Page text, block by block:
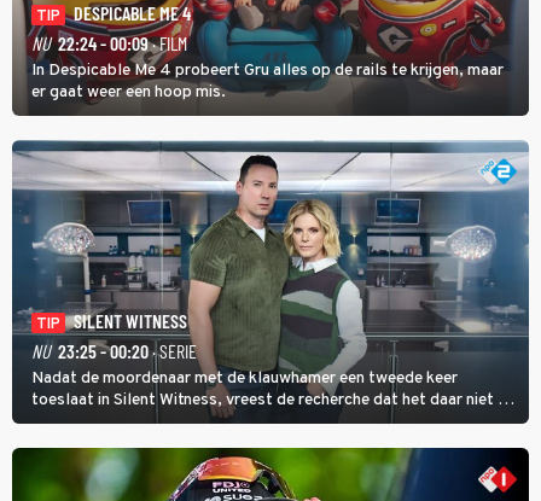
TIP
DESPICABLE ME 4
NU 22:24 - 00:09· FILM
In Despicable Me 4 probeert Gru alles op de rails te krijgen, maar
er gaat weer een hoop mis.
TIP
SILENT WITNESS
NU 23:25 - 00:20· SERIE
Nadat de moordenaar met de klauwhamer een tweede keer
toeslaat in Silent Witness, vreest de recherche dat het daar niet bij
blijft en vinden Kit en Jack op de plaats delict een foto met nog
twee andere potentiële slachtoffers.